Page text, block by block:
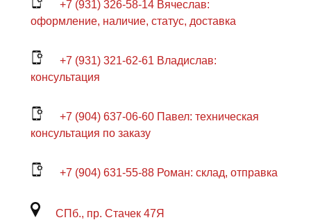
+7 (931) 326-58-14 Вячеслав:
оформление, наличие, статус, доставка
+7 (931) 321-62-61 Владислав:
консультация
+7 (904) 637-06-60 Павел: техническая
консультация по заказу
+7 (904) 631-55-88 Роман: склад, отправка
СПб., пр. Стачек 47Я